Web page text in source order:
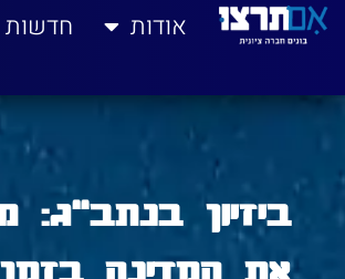
לתוכן אודות חדשות
ביזיון
את המדינה